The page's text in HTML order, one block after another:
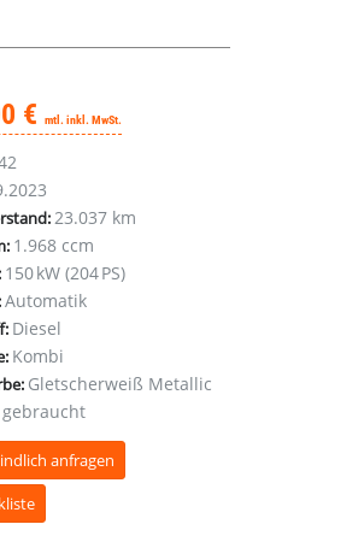
€ mtl. inkl. MwSt.
23.037 km
1.968 ccm
150 kW (204 PS)
Automatik
Diesel
Kombi
Gletscherweiß Metallic
gebraucht
anfragen